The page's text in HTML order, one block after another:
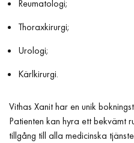
Reumatologi;
Thoraxkirurgi;
Urologi;
Kärlkirurgi.
Vithas Xanit har en unik
Patienten kan hyra ett bekvämt
tillgång till alla medicinska